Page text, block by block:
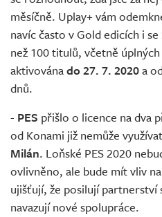
měsíčně. Uplay+ vám
navíc často v Gold edicích i
než 100 titulů, včetně
aktivovánado 27. 7. 2020a
dnů.
- PES přišlo o licence na dva
od Konami již nemůže
Milán. Loňské PES 2020
ovlivněno, ale bude mít vliv
ujišťují, že posilují partnerství
navazují nové spolupráce.